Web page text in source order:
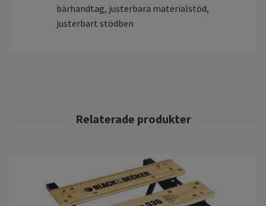
bärhandtag, justerbara materialstöd,
justerbart stödben